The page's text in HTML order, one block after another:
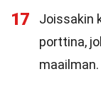
17
Joissakin
porttina,
maailman.